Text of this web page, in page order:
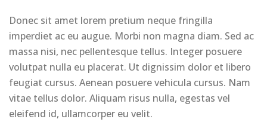
Donec sit amet lorem pretium neque fringilla
imperdiet ac eu augue. Morbi non magna diam. Sed ac
massa nisi, nec pellentesque tellus. Integer posuere
volutpat nulla eu placerat. Ut dignissim dolor et libero
feugiat cursus. Aenean posuere vehicula cursus. Nam
vitae tellus dolor. Aliquam risus nulla, egestas vel
eleifend id, ullamcorper eu velit.